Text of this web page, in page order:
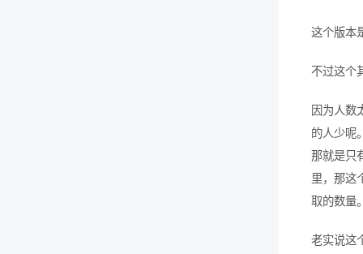
这个版本
不过这个
因为人数
的人少呢
那就是只
里，那这
取的数量
老实说这